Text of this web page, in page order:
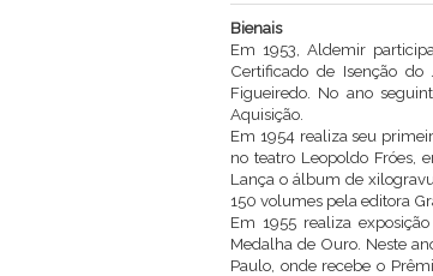
Bienais
Em 1953, Aldemir
Certificado de Isenção
Figueiredo. No ano
Aquisição.
Em 1954 realiza seu
no teatro Leopoldo Fróes,
Lança o álbum de
150 volumes pela editora
Em 1955 realiza
Medalha de Ouro. Neste
Paulo, onde recebe o